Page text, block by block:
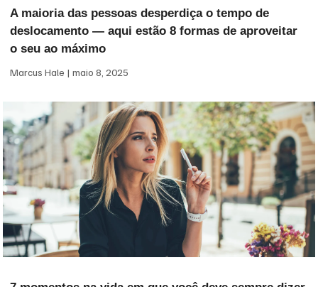
A maioria das pessoas desperdiça o tempo de
deslocamento — aqui estão 8 formas de aproveitar
o seu ao máximo
Marcus Hale maio 8, 2025